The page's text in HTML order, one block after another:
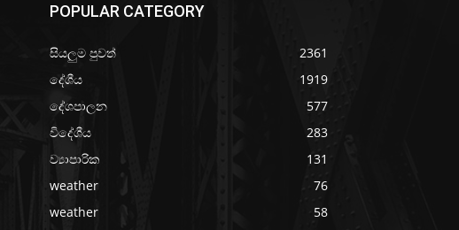
POPULAR CATEGORY
සියලුම පුවත්
2361
දේශීය
1919
දේශපාලන
577
විදේශීය
283
ව්‍යාපාරික
131
weather
76
weather
58